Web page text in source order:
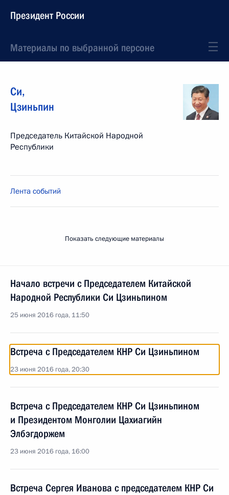
Президент России
Материалы по выбранной персоне
Си,
Цзиньпин
Председатель Китайской Народной
Республики
Лента событий
Показать следующие материалы
Начало встречи с Председателем Китайской
Народной Республики Си Цзиньпином
25 июня 2016 года, 11:50
Встреча с Председателем КНР Си Цзиньпином
23 июня 2016 года, 20:30
Встреча с Председателем КНР Си Цзиньпином
и Президентом Монголии Цахиагийн
Элбэгдоржем
23 июня 2016 года, 16:00
Встреча Сергея Иванова с председателем КНР Си